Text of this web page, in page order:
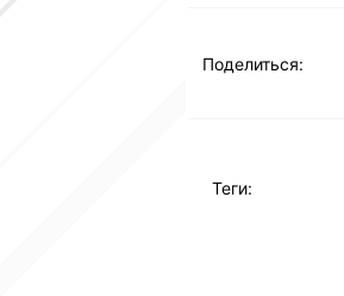
Поделиться:
Теги: